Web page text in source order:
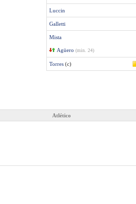
Luccin
Galletti
Mista
Agüero (min. 24)
Torres (c)
Atlético